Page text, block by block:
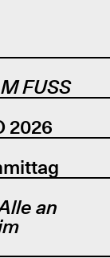
FUSS
2026
an